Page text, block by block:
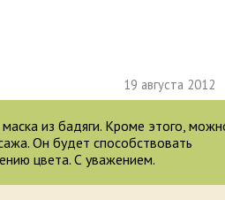
19 августа 2012
из бадяги. Кроме этого,
Он будет способствовать
цвета. С уважением.